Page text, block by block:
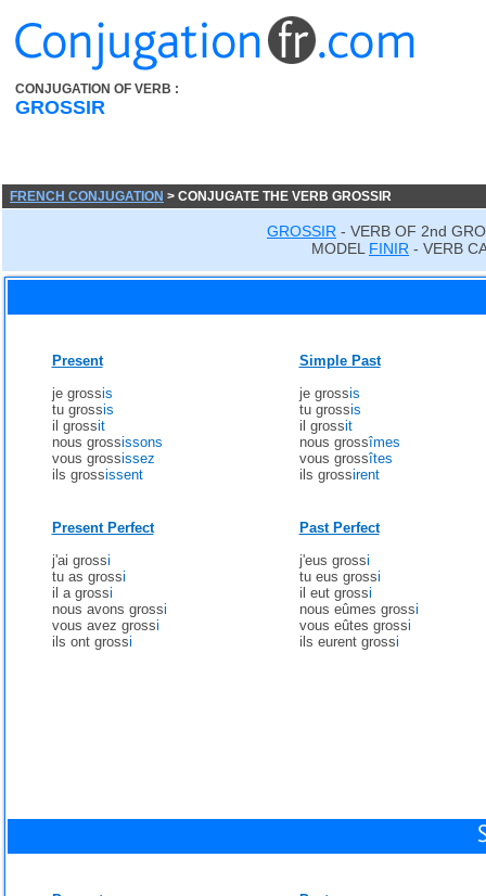
CONJUGATION OF VERB :
GROSSIR
FRENCH CONJUGATION > CONJUGATE THE VERB GROSSIR
GROSSIR - VERB OF 2nd
MODEL FINIR - VERB
Present
je grossis
tu grossis
il grossit
nous grossissons
vous grossissez
ils grossissent
Simple Past
je grossis
tu grossis
il grossit
nous grossîmes
vous grossîtes
ils grossirent
Present Perfect
j'ai grossi
tu as grossi
il a grossi
nous avons grossi
vous avez grossi
ils ont grossi
Past Perfect
j'eus grossi
tu eus grossi
il eut grossi
nous eûmes grossi
vous eûtes grossi
ils eurent grossi